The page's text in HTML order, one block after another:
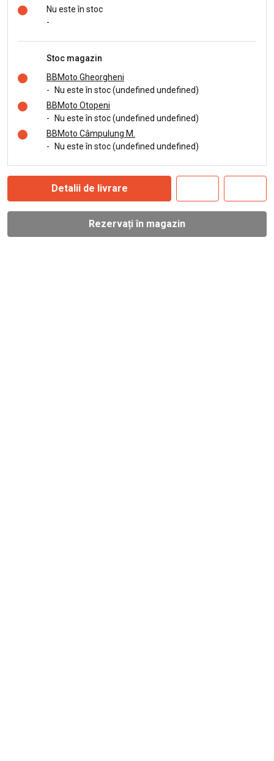
Nu este în stoc
-
Stoc magazin
BBMoto Gheorgheni
-
Nu este în stoc (undefined undefined)
BBMoto Otopeni
-
Nu este în stoc (undefined undefined)
BBMoto Câmpulung M.
-
Nu este în stoc (undefined undefined)
Detalii de livrare
Rezervați în magazin